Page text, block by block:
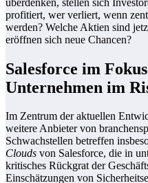
profitiert, wer verliert, wenn
werden? Welche Aktien sind
eröffnen sich neue Chancen?
Salesforce im
Unternehmen im
Im Zentrum der aktuellen
weitere Anbieter von
Schwachstellen betreffen
Clouds von Salesforce, die in
kritisches Rückgrat der
Einschätzungen von